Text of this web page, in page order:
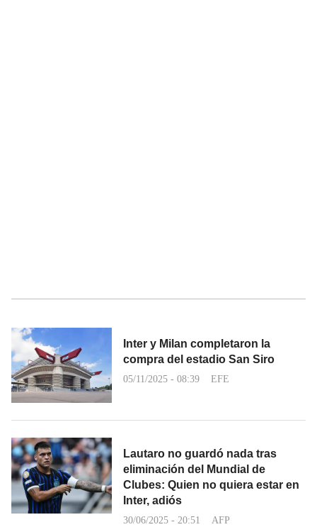
Inter y Milan completaron la
compra del estadio San Siro
05/11/2025 - 08:39 EFE
Lautaro no guardó nada tras
eliminación del Mundial de
Clubes: Quien no quiera estar en
Inter, adiós
30/06/2025 - 20:51 AFP